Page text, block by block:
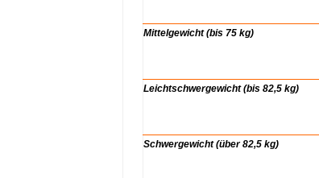
Mittelgewicht (bis 75 kg)
Leichtschwergewicht (bis 82,5 kg)
Schwergewicht (über 82,5 kg)